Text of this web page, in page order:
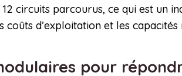
circuits parcourus, ce qui est un
d’exploitation et les
pour